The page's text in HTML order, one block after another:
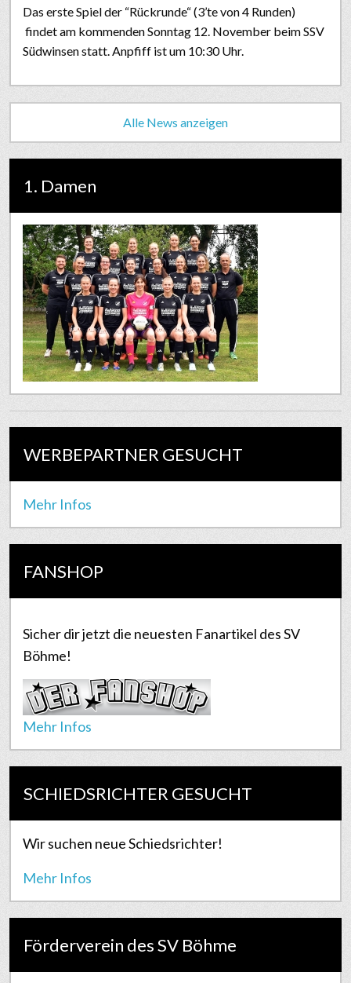
Das erste Spiel der “Rückrunde“ (3’te von 4 Runden)
findet am kommenden Sonntag 12. November beim SSV
Südwinsen statt. Anpfiff ist um 10:30 Uhr.
Alle News anzeigen
1. Damen
WERBEPARTNER GESUCHT
Mehr Infos
FANSHOP
Sicher dir jetzt die neuesten Fanartikel des SV
Böhme!
Mehr Infos
SCHIEDSRICHTER GESUCHT
Wir suchen neue Schiedsrichter!
Mehr Infos
Förderverein des SV Böhme